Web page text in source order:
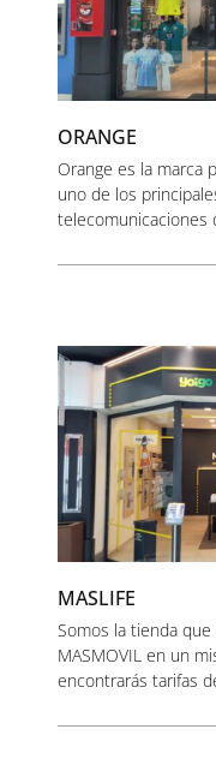
ORANGE
Orange es la marca
uno de los
telecomunicaciones
MASLIFE
Somos la tienda
MASMOVIL en un
encontrarás tarifas